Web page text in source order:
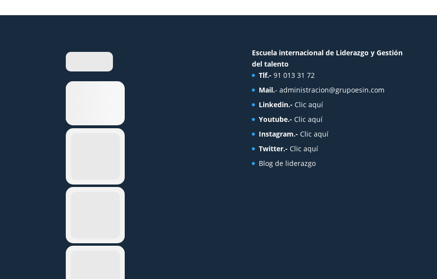
Escuela internacional de Liderazgo y Gestión
del talento
Tlf.- 91 013 31 72
Mail.- administracion@grupoesin.com
Linkedin.- Clic aquí
Youtube.- Clic aquí
Instagram.- Clic aquí
Twitter.- Clic aquí
Blog de liderazgo